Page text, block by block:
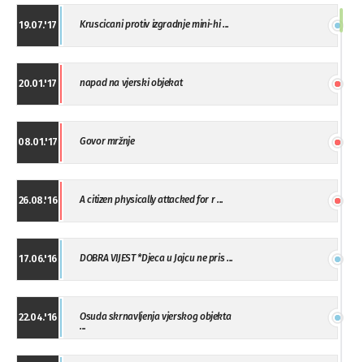
19.07.'17 Kruscicani protiv izgradnje mini-hi ...
20.01.'17 napad na vjerski objekat
08.01.'17 Govor mržnje
26.08.'16 A citizen physically attacked for r ...
17.06.'16 DOBRA VIJEST *Djeca u Jajcu ne pris ...
22.04.'16
Osuda skrnavljenja vjerskog objekta
...